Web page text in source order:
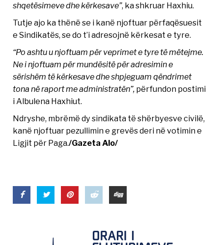
shqetësimeve dhe kërkesave”, ka shkruar Haxhiu.
Tutje ajo ka thënë se i kanë njoftuar përfaqësuesit
e Sindikatës, se do t’i adresojnë kërkesat e tyre.
“Po ashtu u njoftuam për veprimet e tyre të mëtejme.
Ne i njoftuam për mundësitë për adresimin e
sërishëm të kërkesave dhe shpjeguam qëndrimet
tona në raport me administratën”, përfundon postimi
i Albulena Haxhiut.
Ndryshe, mbrëmë dy sindikata të shërbyesve civilë,
kanë njoftuar pezullimin e grevës deri në votimin e
Ligjit për Paga./Gazeta Alo/